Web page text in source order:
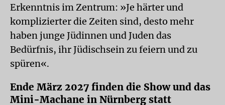
Erkenntnis im Zentrum: »Je härter und
komplizierter die Zeiten sind, desto mehr
haben junge Jüdinnen und Juden das
Bedürfnis, ihr Jüdischsein zu feiern und zu
spüren«.
Ende März 2027 finden die Show und das
Mini-Machane in Nürnberg statt